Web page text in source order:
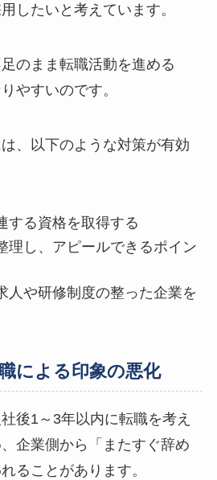
したいと考えています。
のまま転職活動を進める
やすいのです。
、以下のような対策が有効
する資格を取得する
理し、アピールできるポイン
人や研修制度の整った企業を
による印象の悪化
後1～3年以内に転職を考え
企業側から「またすぐ辞め
ることがあります。